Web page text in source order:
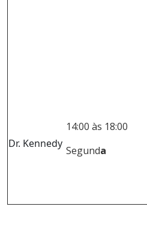
Dr. Kennedy
14:00 às 18:00
Segunda